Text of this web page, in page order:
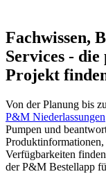
Fachwissen,
Services -
Projekt
Von der Planung bis
P&M Niederlassungen
Pumpen und
Verfügbarkeiten
der P&M Bestellapp